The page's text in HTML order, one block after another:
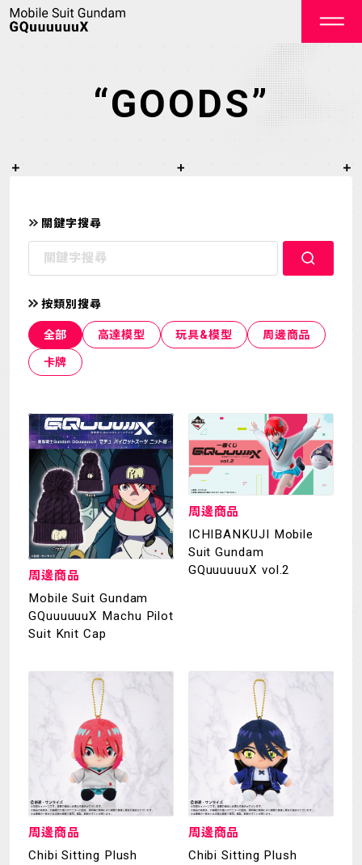
TOP NEWS
STREAMING
STORY CHARACTER
GALLERY MUSIC
THEATER
LANGUAGE
“GOODS”
關鍵字搜尋
按類別搜尋
全部 高達模型 玩具&模型 周邊商品
卡牌
周邊商品
Mobile Suit Gundam
GQuuuuuuX Machu Pilot
Suit Knit Cap
周邊商品
ICHIBANKUJI Mobile
Suit Gundam
GQuuuuuuX vol.2
周邊商品
Chibi Sitting Plush
周邊商品
Chibi Sitting Plush